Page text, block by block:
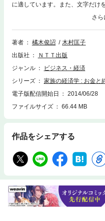
に適しています。また、文字だけ
ト、検索、辞書の参照、引用など
子育て、教育、介護など、家族に
せめぎ合うなかで、「お金」は家
か。皆が幸せになるために、どの
著者 橘木俊詔
木村匡子
出版社
ＮＴＴ出版
ジャンル
ビジネス・経済
シリーズ
家族の経済学 : お金と
電子版配信開始日
2014/06/28
ファイルサイズ
66.44 MB
作品をシェアする